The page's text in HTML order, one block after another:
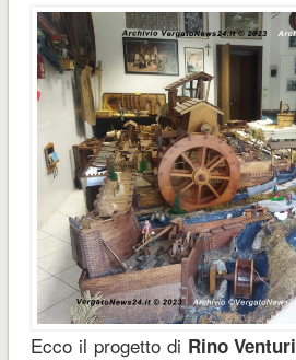
Ecco il progetto di Rino Venturi